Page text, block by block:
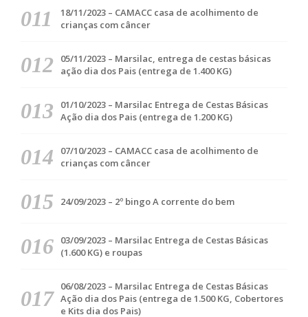
18/11/2023 – CAMACC casa de acolhimento de
crianças com câncer
05/11/2023 – Marsilac, entrega de cestas básicas
ação dia dos Pais (entrega de 1.400 KG)
01/10/2023 – Marsilac Entrega de Cestas Básicas
Ação dia dos Pais (entrega de 1.200 KG)
07/10/2023 – CAMACC casa de acolhimento de
crianças com câncer
24/09/2023 – 2º bingo A corrente do bem
03/09/2023 – Marsilac Entrega de Cestas Básicas
(1.600 KG) e roupas
06/08/2023 – Marsilac Entrega de Cestas Básicas
Ação dia dos Pais (entrega de 1.500 KG, Cobertores
e Kits dia dos Pais)